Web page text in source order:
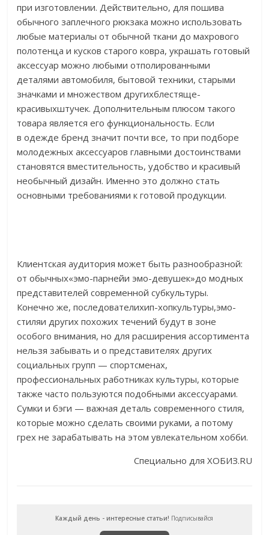
при изготовлении. Действительно, для пошива
обычного заплечного рюкзака можно использовать
любые материалы от обычной ткани до махрового
полотенца и кусков старого ковра, украшать готовый
аксессуар можно любыми отполированными
деталями автомобиля, бытовой техники, старыми
значками и множеством другихблестяще-
красивыхштучек. Дополнительным плюсом такого
товара является его функциональность. Если
в одежде бренд значит почти все, то при подборе
молодежных аксессуаров главными достоинствами
становятся вместительность, удобство и красивый
необычный дизайн. Именно это должно стать
основными требованиями к готовой продукции.
Клиентская аудитория может быть разнообразной:
от обычных«эмо-парнейи эмо-девушек»до модных
представителей современной субкультуры.
Конечно же, последователихип-хопкультуры,эмо-
стиляи других похожих течений будут в зоне
особого внимания, но для расширения ассортимента
нельзя забывать и о представителях других
социальных групп — спортсменах,
профессиональных работниках культуры, которые
также часто пользуются подобными аксессуарами.
Сумки и бэги — важная деталь современного стиля,
которые можно сделать своими руками, а потому
грех не зарабатывать на этом увлекательном хобби.
Специально для ХОБИЗ.RU
Каждый день - интересные статьи! Подписывайся